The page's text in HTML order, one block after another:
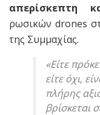
απερίσκεπτη
ρωσικών drones
της Συμμαχίας.
«Είτε
είτε όχι,
πλήρης
βρίσκεται